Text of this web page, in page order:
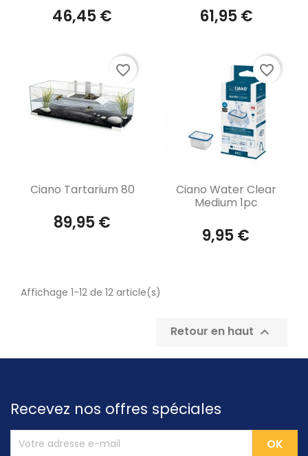
46,45 € 61,95 €
Aperçu rapide
Ciano Tartarium 80
89,95 €
favorite_border
Aperçu rapide
Ciano Water Clear
Medium 1pc
9,95 €
favorite_border
Affichage 1-12 de 12 article(s)
Retour en haut 
Recevez nos offres spéciales